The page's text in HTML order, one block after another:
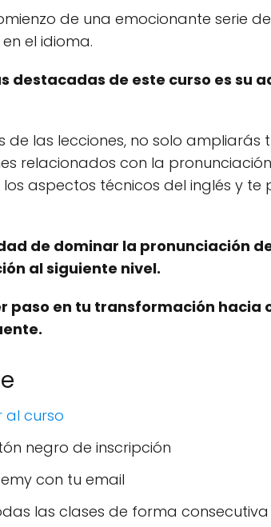
de una emocionante serie
el idioma.
destacadas de este curso es su
las lecciones, no solo ampliarás
relacionados con la
aspectos técnicos del inglés y
de dominar la pronunciación
al siguiente nivel.
paso en tu transformación hacia
al curso
negro de inscripción
con tu email
las clases de forma consecutiva